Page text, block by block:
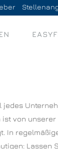
ist von unserer
In
Lassen